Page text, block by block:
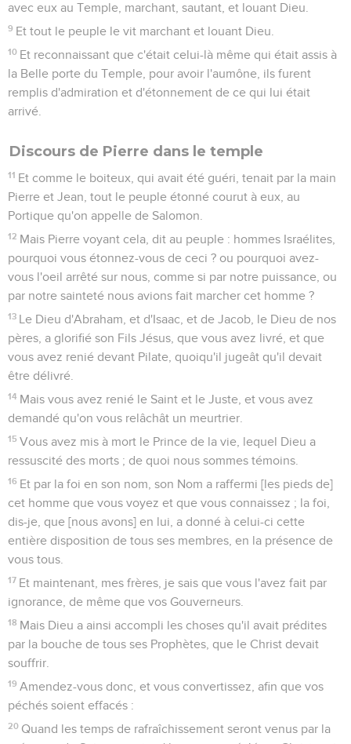
avec eux au Temple, marchant, sautant, et louant Dieu.
9 Et tout le peuple le vit marchant et louant Dieu.
10 Et reconnaissant que c'était celui-là même qui était assis à
la Belle porte du Temple, pour avoir l'aumône, ils furent
remplis d'admiration et d'étonnement de ce qui lui était
arrivé.
Discours de Pierre dans le temple
11 Et comme le boiteux, qui avait été guéri, tenait par la main
Pierre et Jean, tout le peuple étonné courut à eux, au
Portique qu'on appelle de Salomon.
12 Mais Pierre voyant cela, dit au peuple : hommes Israélites,
pourquoi vous étonnez-vous de ceci ? ou pourquoi avez-
vous l'oeil arrêté sur nous, comme si par notre puissance, ou
par notre sainteté nous avions fait marcher cet homme ?
13 Le Dieu d'Abraham, et d'Isaac, et de Jacob, le Dieu de nos
pères, a glorifié son Fils Jésus, que vous avez livré, et que
vous avez renié devant Pilate, quoiqu'il jugeât qu'il devait
être délivré.
14 Mais vous avez renié le Saint et le Juste, et vous avez
demandé qu'on vous relâchât un meurtrier.
15 Vous avez mis à mort le Prince de la vie, lequel Dieu a
ressuscité des morts ; de quoi nous sommes témoins.
16 Et par la foi en son nom, son Nom a raffermi [les pieds de]
cet homme que vous voyez et que vous connaissez ; la foi,
dis-je, que [nous avons] en lui, a donné à celui-ci cette
entière disposition de tous ses membres, en la présence de
vous tous.
17 Et maintenant, mes frères, je sais que vous l'avez fait par
ignorance, de même que vos Gouverneurs.
18 Mais Dieu a ainsi accompli les choses qu'il avait prédites
par la bouche de tous ses Prophètes, que le Christ devait
souffrir.
19 Amendez-vous donc, et vous convertissez, afin que vos
péchés soient effacés :
20 Quand les temps de rafraîchissement seront venus par la